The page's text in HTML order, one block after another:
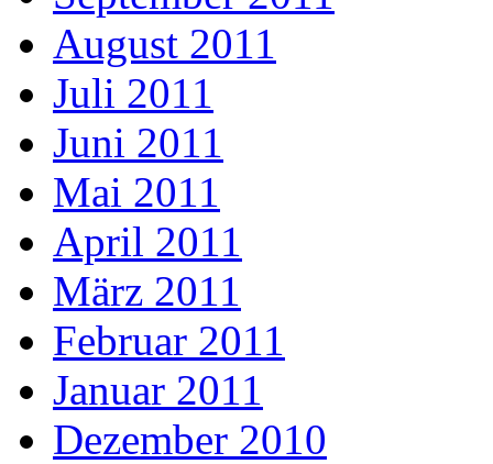
August 2011
Juli 2011
Juni 2011
Mai 2011
April 2011
März 2011
Februar 2011
Januar 2011
Dezember 2010